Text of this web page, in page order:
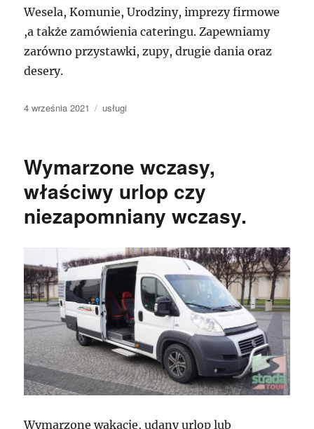
Wesela, Komunie, Urodziny, imprezy firmowe
,a także zamówienia cateringu. Zapewniamy
zarówno przystawki, zupy, drugie dania oraz
desery.
Data
4 września 2021 Kategorie
usługi
Wymarzone wczasy,
właściwy urlop czy
niezapomniany wczasy.
Wymarzone wakacje, udany urlop lub